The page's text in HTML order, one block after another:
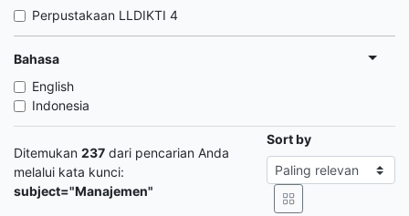
Perpustakaan LLDIKTI 4
Bahasa
English
Indonesia
Ditemukan 237 dari pencarian Anda
melalui kata kunci:
subject="Manajemen"
Sort by